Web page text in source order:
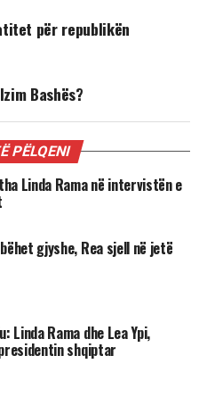
për republikën
Bashës?
PËLQENI
Linda Rama në intervistën e
gjyshe, Rea sjell në jetë
Linda Rama dhe Lea Ypi,
shqiptar